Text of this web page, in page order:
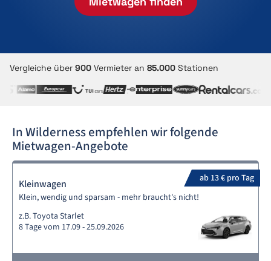
Vergleiche über 900 Vermieter an 85.000 Stationen
In Wilderness empfehlen wir folgende
Mietwagen-Angebote
ab 13 € pro Tag
Kleinwagen
Klein, wendig und sparsam - mehr braucht's nicht!
z.B. Toyota Starlet
8 Tage vom 17.09 - 25.09.2026